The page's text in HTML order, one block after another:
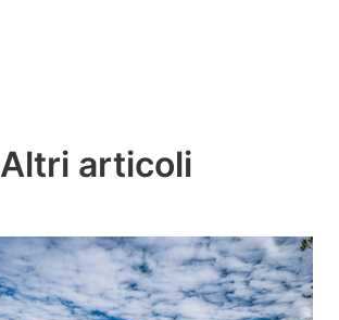
Altri articoli